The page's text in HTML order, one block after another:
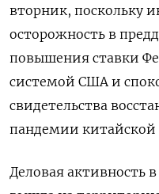
вторник, поскольку
осторожность в
повышения ставки
системой США и
свидетельства
пандемии
Деловая активность